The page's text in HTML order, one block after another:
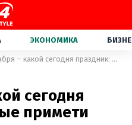
ЭКОНОМИКА
11 декабря – какой сегодня праздник: важные примети этого дня
сегодня
примети